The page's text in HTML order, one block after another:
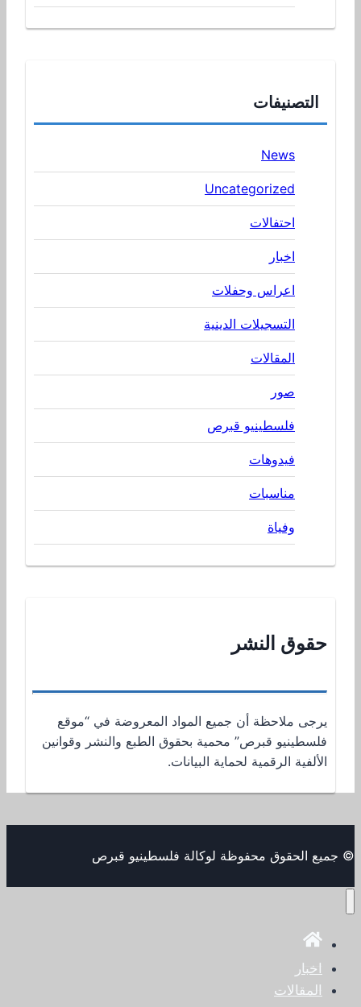
التصنيفات
News
Uncategorized
احتفالات
اخبار
اعراس وحفلات
التسجيلات الدينية
المقالات
صور
فلسطينيو قبرص
فيدوهات
مناسبات
وفياة
حقوق النشر
يرجى ملاحظة أن جميع المواد المعروضة في “موقع
فلسطينيو قبرص” محمية بحقوق الطبع والنشر وقوانين
الألفية الرقمية لحماية البيانات.
© جميع الحقوق محفوظة لوكالة فلسطينيو قبرص
اخبار
المقالات